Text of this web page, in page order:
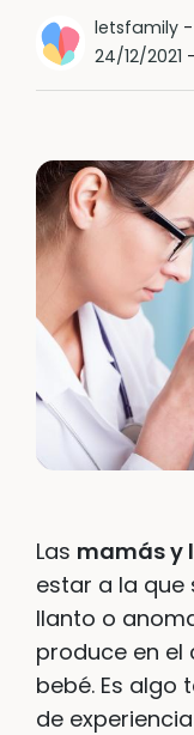
letsfamily-
24/12/2021 -
Las mamás y
estar a la que
llanto o
produce en
bebé. Es algo
de